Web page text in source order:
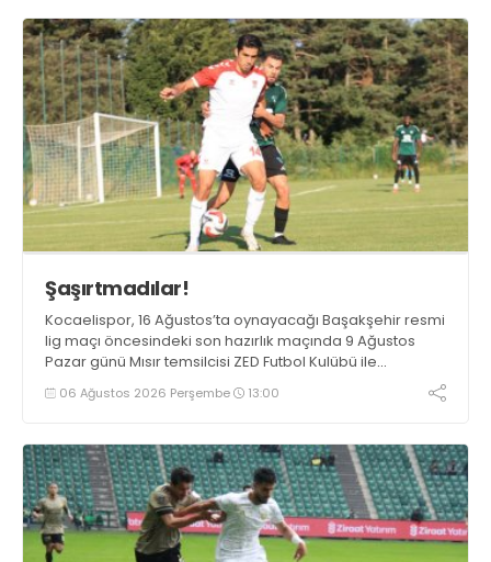
Şaşırtmadılar!
Kocaelispor, 16 Ağustos’ta oynayacağı Başakşehir resmi
lig maçı öncesindeki son hazırlık maçında 9 Ağustos
Pazar günü Mısır temsilcisi ZED Futbol Kulübü ile
karşılaşacak.
06 Ağustos 2026 Perşembe 13:00